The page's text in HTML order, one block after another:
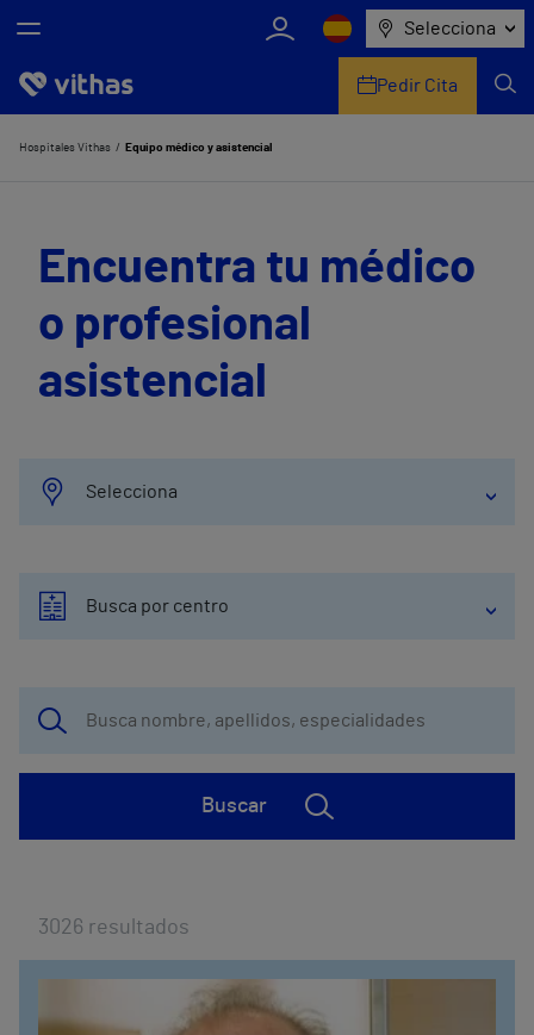
Selecciona
Nosotros
Servicios de salud
Equipo médico y asistencial
Información útil
Pedir Cita
Hospitales Vithas Equipo médico y asistencial
Encuentra tu médico
o profesional
asistencial
Selecciona
Busca por centro
Buscar
3026 resultados